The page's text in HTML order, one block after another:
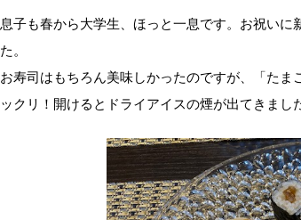
息子も春から大学生、ほっと一息です。お祝いに
た。
お寿司はもちろん美味しかったのですが、「たま
ックリ！開けるとドライアイスの煙が出てきまし